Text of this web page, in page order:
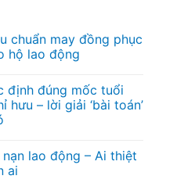
chuẩn may đồng phục
hộ lao động
định đúng mốc tuổi
hưu – lời giải ‘bài toán’
nạn lao động – Ai thiệt
ai